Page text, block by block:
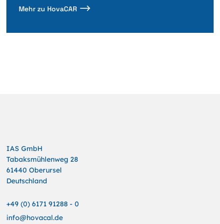
Mehr zu HovaCAR
IAS GmbH
Tabaksmühlenweg 28
61440 Oberursel
Deutschland
+49 (0) 6171 91288 - 0
info@hovacal.de